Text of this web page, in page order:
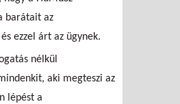
barátait az
ezzel árt az ügynek.
nélkül
aki megteszi az
lépést a